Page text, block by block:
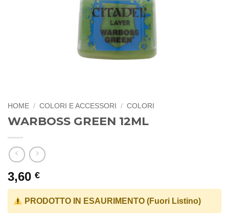
HOME / COLORI E ACCESSORI / COLORI
WARBOSS GREEN 12ML
3,60 €
PRODOTTO IN ESAURIMENTO (Fuori Listino)